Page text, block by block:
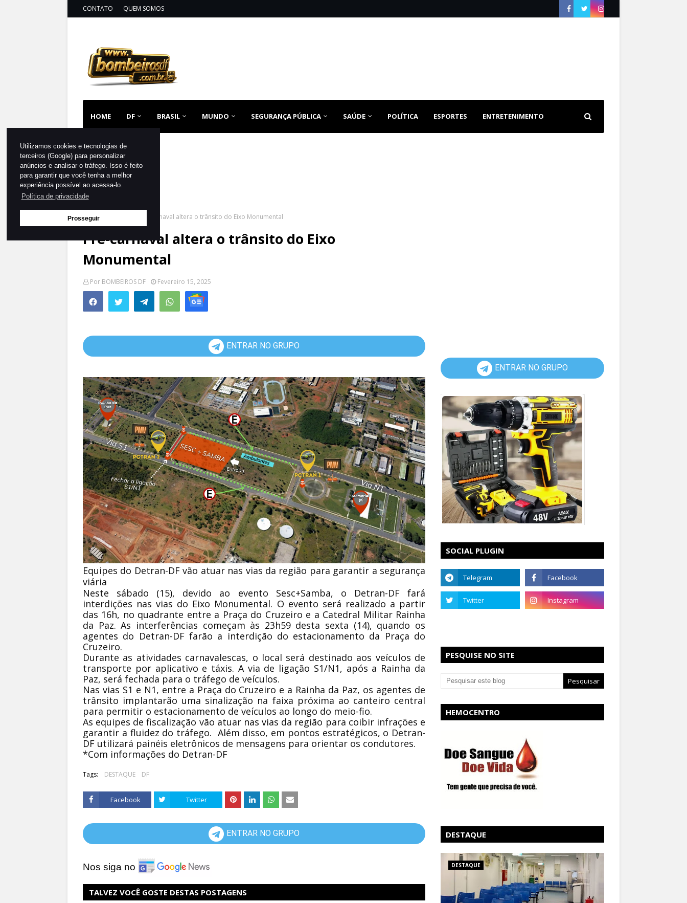
Utilizamos cookies e tecnologias de
terceiros (Google) para personalizar
anúncios e analisar o tráfego. Isso é feito
para garantir que você tenha a melhor
experiência possível ao acessa-lo.
Política de privacidade
Prosseguir
CONTATO QUEM SOMOS
HOME DF BRASIL MUNDO SEGURANÇA PÚBLICA SAÚDE POLÍTICA ESPORTES ENTRETENIMENTO
Página inicial Pré-carnaval altera o trânsito do Eixo Monumental
Pré-carnaval altera o trânsito do Eixo
Monumental
Por BOMBEIROS DF Fevereiro 15, 2025
ENTRAR NO GRUPO
Equipes do Detran-DF vão atuar nas vias da região para garantir a segurança
viária
Neste sábado (15), devido ao evento Sesc+Samba, o Detran-DF fará
interdições nas vias do Eixo Monumental. O evento será realizado a partir
das 16h, no quadrante entre a Praça do Cruzeiro e a Catedral Militar Rainha
da Paz. As interferências começam às 23h59 desta sexta (14), quando os
agentes do Detran-DF farão a interdição do estacionamento da Praça do
Cruzeiro.
Durante as atividades carnavalescas, o local será destinado aos veículos de
transporte por aplicativo e táxis. A via de ligação S1/N1, após a Rainha da
Paz, será fechada para o tráfego de veículos.
Nas vias S1 e N1, entre a Praça do Cruzeiro e a Rainha da Paz, os agentes de
trânsito implantarão uma sinalização na faixa próxima ao canteiro central
para permitir o estacionamento de veículos ao longo do meio-fio.
As equipes de fiscalização vão atuar nas vias da região para coibir infrações e
garantir a fluidez do tráfego. Além disso, em pontos estratégicos, o Detran-
DF utilizará painéis eletrônicos de mensagens para orientar os condutores.
*Com informações do Detran-DF
Tags: DESTAQUE DF
Facebook Twitter
ENTRAR NO GRUPO
Nos siga no
TALVEZ VOCÊ GOSTE DESTAS POSTAGENS
ENTRAR NO GRUPO
SOCIAL PLUGIN
PESQUISE NO SITE
HEMOCENTRO
DESTAQUE
DESTAQUE